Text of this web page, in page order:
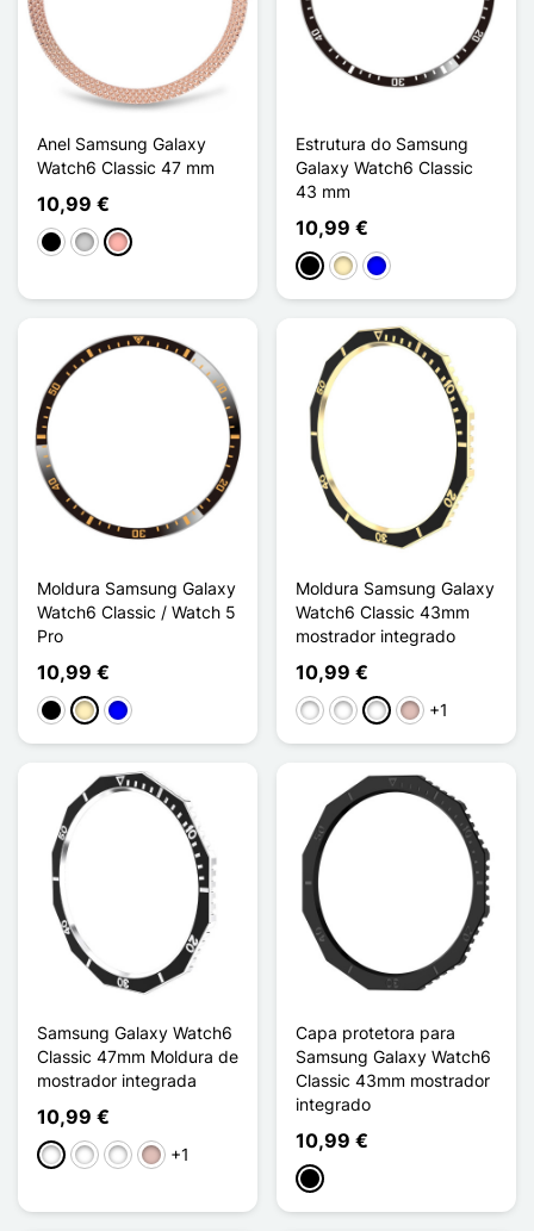
Anel Samsung Galaxy
Watch6 Classic 47 mm
10,99 €
PretoPrataOuro rosa
Estrutura do Samsung
Galaxy Watch6 Classic
43 mm
10,99 €
PretoOuroAzul
Moldura Samsung Galaxy
Watch6 Classic / Watch 5
Pro
10,99 €
PretoOuroAzul
Moldura Samsung Galaxy
Watch6 Classic 43mm
mostrador integrado
10,99 €
Noir Argenté
Noir Or Rose
Noir DoréOr Rose Bleu
+1
Samsung Galaxy Watch6
Classic 47mm Moldura de
mostrador integrada
10,99 €
Noir Argenté
Noir Or Rose
Noir DoréOr Rose Bleu
+1
Capa protetora para
Samsung Galaxy Watch6
Classic 43mm mostrador
integrado
10,99 €
Preto